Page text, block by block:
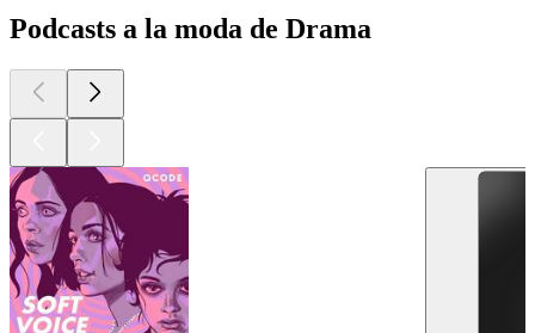
Podcasts a la moda de Drama